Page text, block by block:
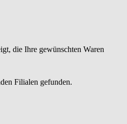
die Ihre gewünschten Waren
Filialen gefunden.